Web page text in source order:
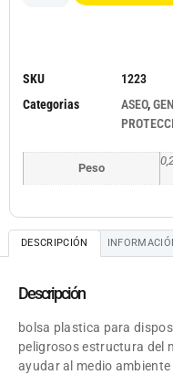
SKU
1223
Categorias
ASEO,
Peso
DESCRIPCIÓN
Descripción
bolsa plastica para
peligrosos estructura del
ayudar al medio